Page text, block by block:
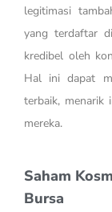
legitimasi
yang terdaftar
kredibel oleh
Hal ini dapat
terbaik, menarik
mereka.
Saham
Bursa